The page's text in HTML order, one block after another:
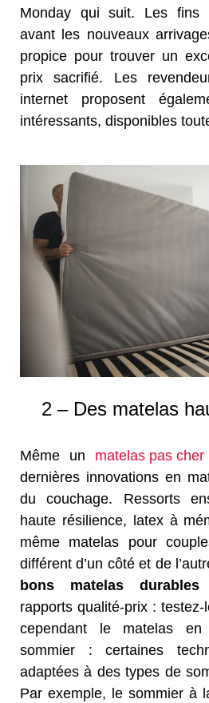
Monday qui suit. Les fins
avant les nouveaux
propice pour trouver un
prix sacrifié. Les
internet proposent
intéressants, disponibles
2 – Des matelas
Même un matelas pas cher
dernières innovations en
du couchage. Ressorts
haute résilience, latex à
même matelas pour
différent d’un côté et de
bons matelas durables
rapports qualité-prix :
cependant le matelas
sommier : certaines
adaptées à des types de
Par exemple, le sommier à